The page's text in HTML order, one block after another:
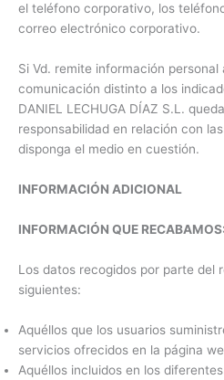
el teléfono corporativo, los
correo electrónico corporativo.
Si Vd. remite información
comunicación distinto a los
DANIEL LECHUGA DÍAZ S.L.
responsabilidad en relación con
disponga el medio en cuestión.
INFORMACIÓN ADICIONAL
INFORMACIÓN QUE RECABAMOS:
Los datos recogidos por parte del
siguientes:
Aquéllos que los usuarios
servicios ofrecidos en la página
Aquéllos incluidos en los